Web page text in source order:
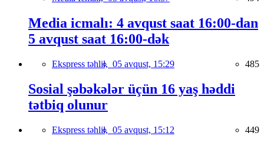
Media icmalı: 4 avqust saat 16:00-dan
5 avqust saat 16:00-dək
Ekspress təhlil, 05 avqust, 15:29 485
Sosial şəbəkələr üçün 16 yaş həddi
tətbiq olunur
Ekspress təhlil, 05 avqust, 15:12 449